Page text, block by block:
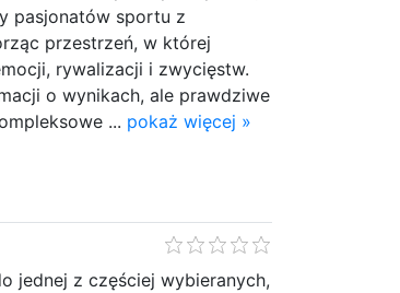
pasjonatów sportu z
przestrzeń, w której
rywalizacji i zwycięstw.
o wynikach, ale prawdziwe
... pokaż więcej »
jednej z częściej wybieranych,